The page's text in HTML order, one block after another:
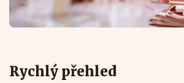
Rychlý přehled